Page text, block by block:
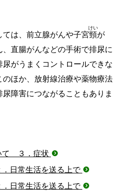
は、前立腺がんや子宮頸
けい
が
直腸がんなどの手術で排尿に
がうまくコントロールできな
のほか、放射線治療や薬物療法
障害につながることもありま
て ３．症状
日常生活を送る上で
日常生活を送る上で